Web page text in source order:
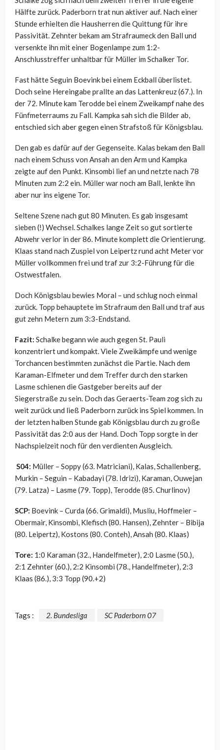
Hälfte zurück. Paderborn trat nun aktiver auf. Nach einer
Stunde erhielten die Hausherren die Quittung für ihre
Passivität. Zehnter bekam am Strafraumeck den Ball und
versenkte ihn mit einer Bogenlampe zum 1:2-
Anschlusstreffer unhaltbar für Müller im Schalker Tor.
Fast hätte Seguin Boevink bei einem Eckball überlistet.
Doch seine Hereingabe prallte an das Lattenkreuz (67.). In
der 72. Minute kam Terodde bei einem Zweikampf nahe des
Fünfmeterraums zu Fall. Kampka sah sich die Bilder ab,
entschied sich aber gegen einen Strafstoß für Königsblau.
Den gab es dafür auf der Gegenseite. Kalas bekam den Ball
nach einem Schuss von Ansah an den Arm und Kampka
zeigte auf den Punkt. Kinsombi lief an und netzte nach 78
Minuten zum 2:2 ein. Müller war noch am Ball, lenkte ihn
aber nur ins eigene Tor.
Seltene Szene nach gut 80 Minuten. Es gab insgesamt
sieben (!) Wechsel. Schalkes lange Zeit so gut sortierte
Abwehr verlor in der 86. Minute komplett die Orientierung.
Klaas stand nach Zuspiel von Leipertz rund acht Meter vor
Müller vollkommen frei und traf zur 3:2-Führung für die
Ostwestfalen.
Doch Königsblau bewies Moral – und schlug noch einmal
zurück. Topp behauptete im Strafraum den Ball und traf aus
gut zehn Metern zum 3:3-Endstand.
Fazit: Schalke begann wie auch gegen St. Pauli
konzentriert und kompakt. Viele Zweikämpfe und wenige
Torchancen bestimmten zunächst die Partie. Nach dem
Karaman-Elfmeter und dem Treffer durch den starken
Lasme schienen die Gastgeber bereits auf der
Siegerstraße zu sein. Doch das Geraerts-Team zog sich zu
weit zurück und ließ Paderborn zurück ins Spiel kommen. In
der letzten halben Stunde gab Königsblau durch zu große
Passivität das 2:0 aus der Hand. Doch Topp sorgte in der
Nachspielzeit noch für den verdienten Ausgleich.
S04: Müller – Soppy (63. Matriciani), Kalas, Schallenberg,
Murkin – Seguin – Kabadayi (78. Idrizi), Karaman, Ouwejan
(79. Latza) – Lasme (79. Topp), Terodde (85. Churlinov)
SCP: Boevink – Curda (66. Grimaldi), Musliu, Hoffmeier –
Obermair, Kinsombi, Klefisch (80. Hansen), Zehnter – Bibija
(80. Leipertz), Kostons (80. Conteh), Ansah (80. Klaas)
Tore: 1:0 Karaman (32., Handelfmeter), 2:0 Lasme (50.),
2:1 Zehnter (60.), 2:2 Kinsombi (78., Handelfmeter), 2:3
Klaas (86.), 3:3 Topp (90.+2)
Tags : 2. Bundesliga SC Paderborn 07